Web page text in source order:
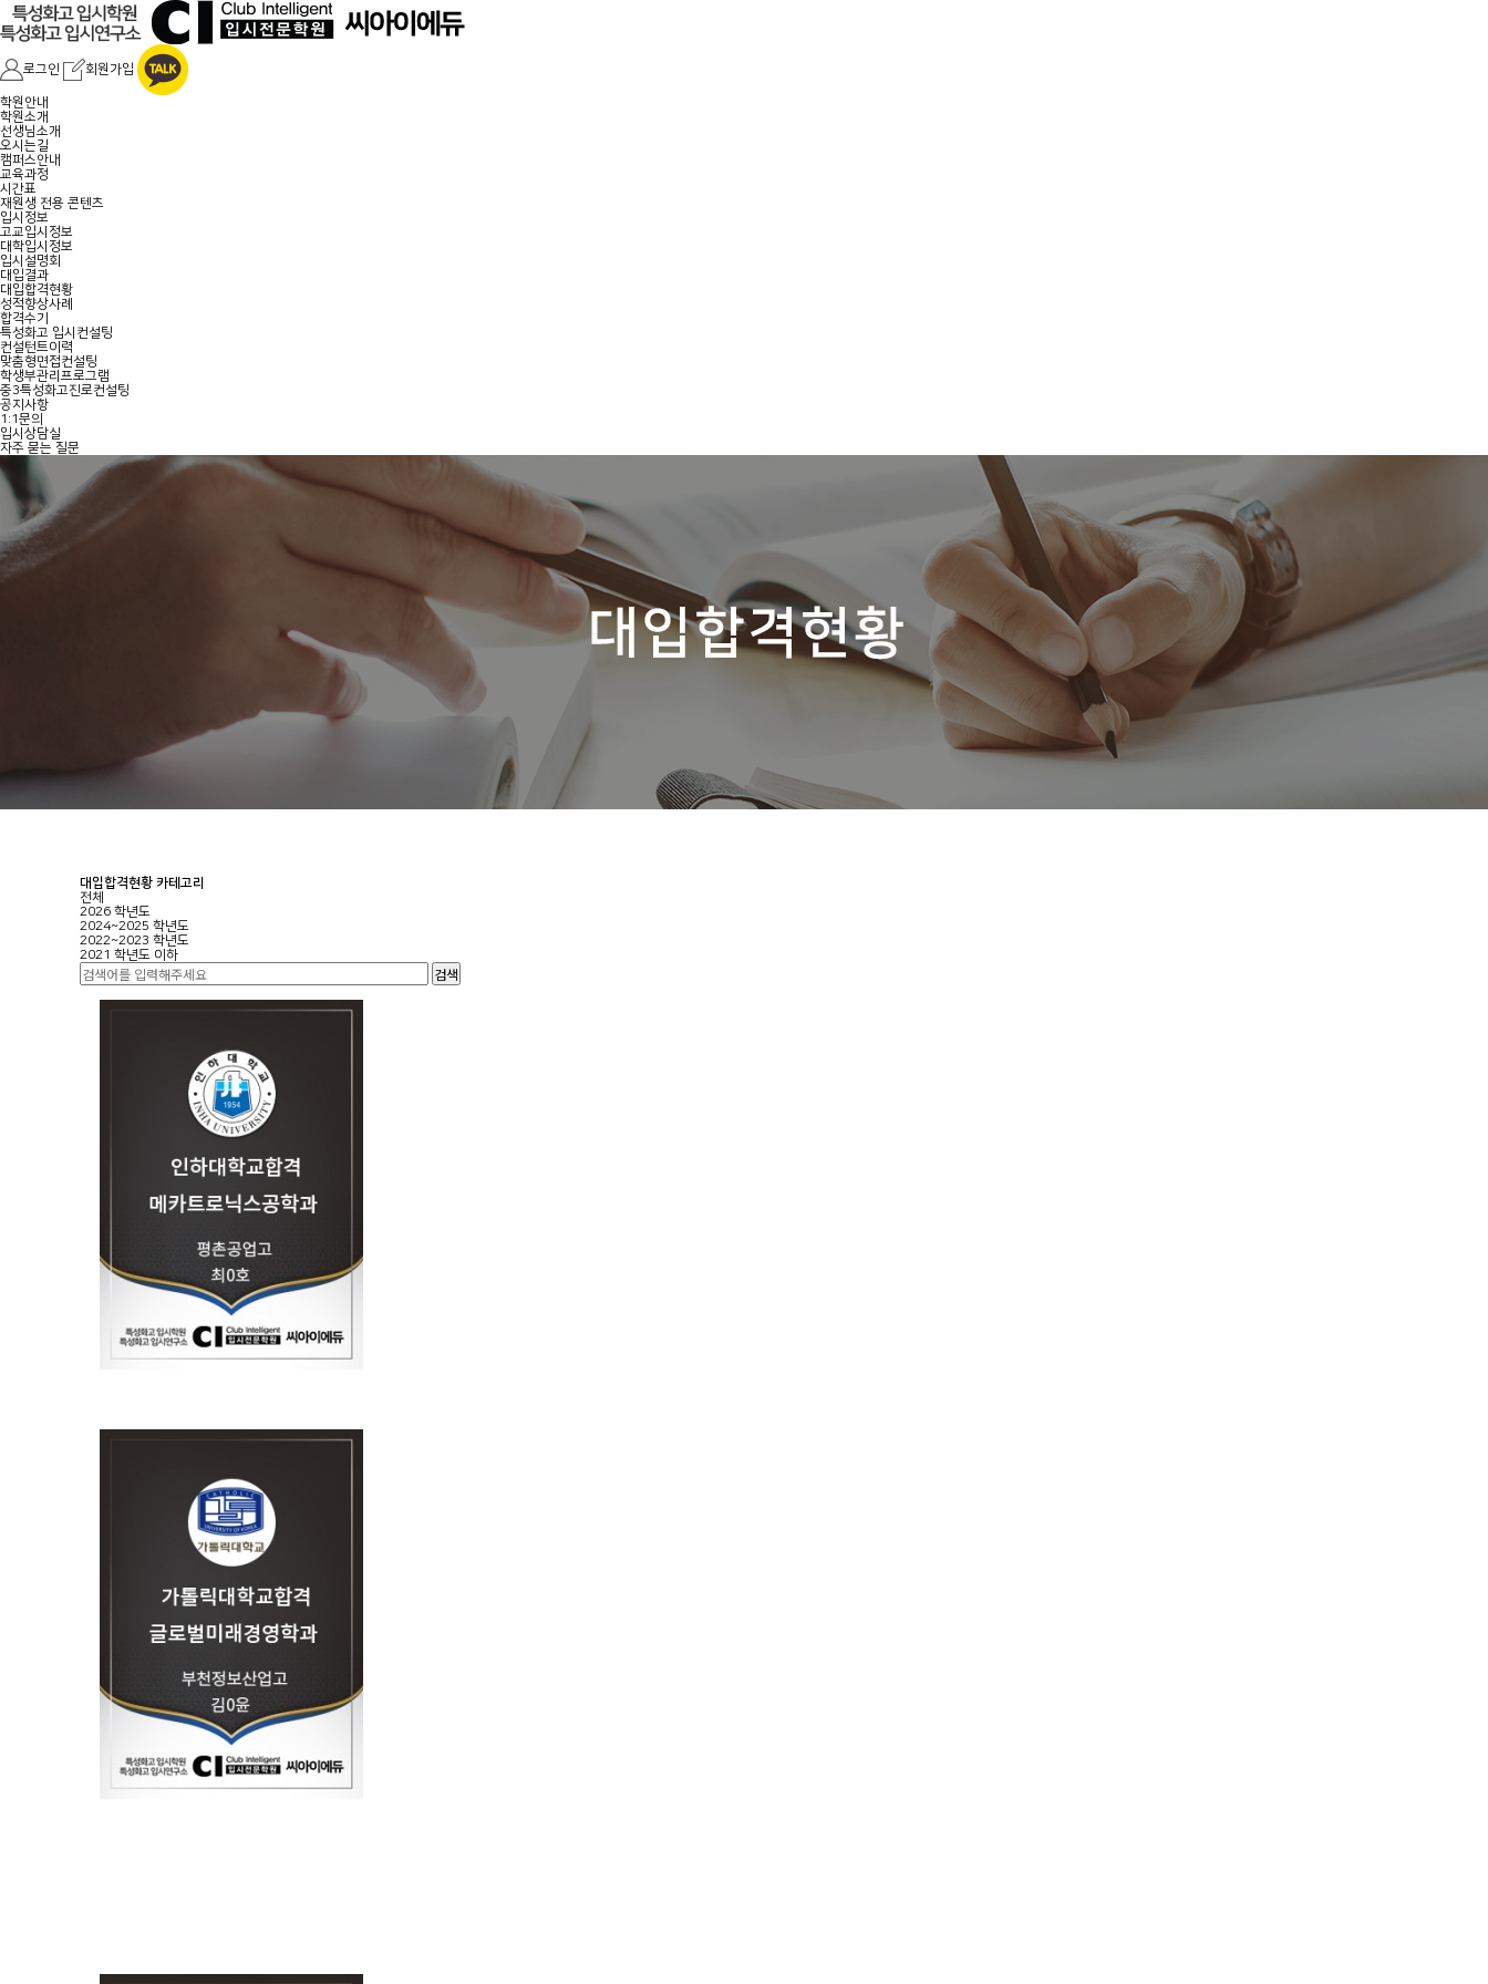
로그인 회원가입
학원안내
학원소개
선생님소개
오시는길
캠퍼스안내
교육과정
시간표
재원생 전용 콘텐츠
입시정보
고교입시정보
대학입시정보
입시설명회
대입결과
대입합격현황
성적향상사례
합격수기
특성화고 입시컨설팅
컨설턴트이력
맞춤형면접컨설팅
학생부관리프로그램
중3특성화고진로컨설팅
공지사항
1:1문의
입시상담실
자주 묻는 질문
대입합격현황 카테고리
전체
2026 학년도
2024~2025 학년도
2022~2023 학년도
2021 학년도 이하